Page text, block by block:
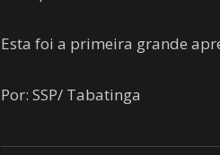
Esta foi a primeira grande
Por: SSP/ Tabatinga